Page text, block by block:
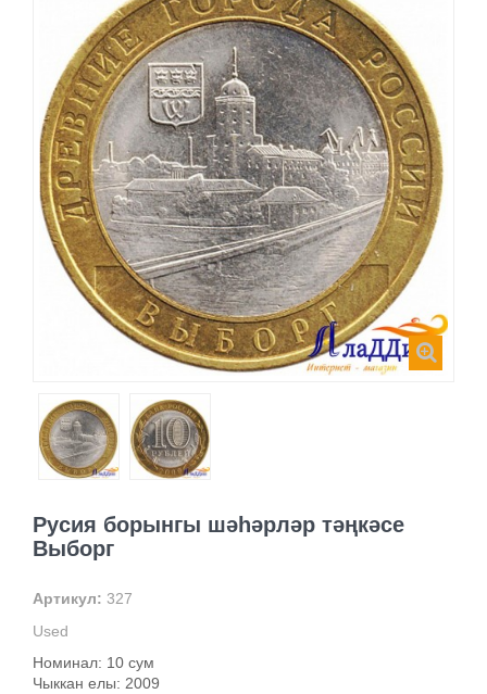
Русия борынгы шәһәрләр тәңкәсе
Выборг
Артикул: 327
Used
Номинал: 10 сум
Чыккан елы: 2009